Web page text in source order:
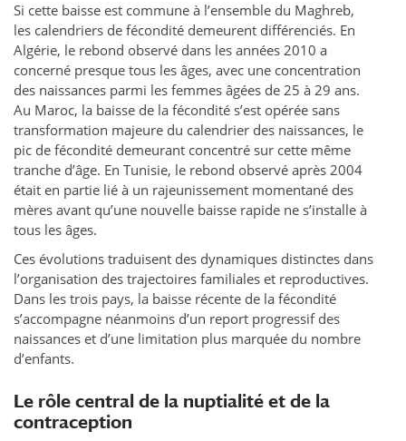
Si cette baisse est commune à l’ensemble du Maghreb,
les calendriers de fécondité demeurent différenciés. En
Algérie, le rebond observé dans les années 2010 a
concerné presque tous les âges, avec une concentration
des naissances parmi les femmes âgées de 25 à 29 ans.
Au Maroc, la baisse de la fécondité s’est opérée sans
transformation majeure du calendrier des naissances, le
pic de fécondité demeurant concentré sur cette même
tranche d’âge. En Tunisie, le rebond observé après 2004
était en partie lié à un rajeunissement momentané des
mères avant qu’une nouvelle baisse rapide ne s’installe à
tous les âges.
Ces évolutions traduisent des dynamiques distinctes dans
l’organisation des trajectoires familiales et reproductives.
Dans les trois pays, la baisse récente de la fécondité
s’accompagne néanmoins d’un report progressif des
naissances et d’une limitation plus marquée du nombre
d’enfants.
Le rôle central de la nuptialité et de la
contraception